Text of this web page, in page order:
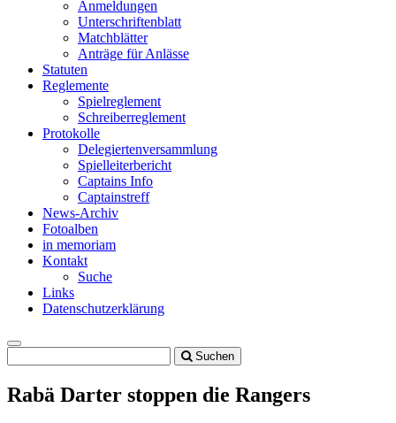
Anmeldungen
Unterschriftenblatt
Matchblätter
Anträge für Anlässe
Statuten
Reglemente
Spielreglement
Schreiberreglement
Protokolle
Delegiertenversammlung
Spielleiterbericht
Captains Info
Captainstreff
News-Archiv
Fotoalben
in memoriam
Kontakt
Suche
Links
Datenschutzerklärung
Toggle
navigation
Suchen
Rabä Darter stoppen die Rangers